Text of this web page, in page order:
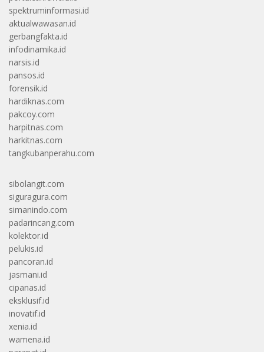
spektruminformasi.id
aktualwawasan.id
gerbangfakta.id
infodinamika.id
narsis.id
pansos.id
forensik.id
hardiknas.com
pakcoy.com
harpitnas.com
harkitnas.com
tangkubanperahu.com
sibolangit.com
siguragura.com
simanindo.com
padarincang.com
kolektor.id
pelukis.id
pancoran.id
jasmani.id
cipanas.id
eksklusif.id
inovatif.id
xenia.id
wamena.id